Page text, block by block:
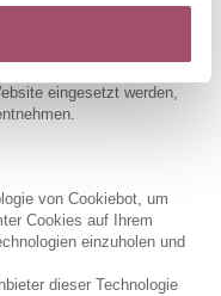
der Cookies beim
Deaktivierung von
eingesetzt werden,
von Cookiebot, um
Cookies auf Ihrem
einzuholen und
dieser Technologie